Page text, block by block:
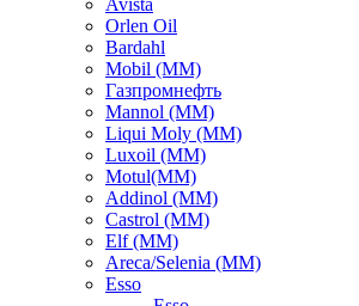
Avista
Orlen Oil
Bardahl
Mobil (ММ)
Газпромнефть
Mannol (ММ)
Liqui Moly (ММ)
Luxoil (ММ)
Motul(ММ)
Addinol (ММ)
Castrol (ММ)
Elf (ММ)
Areca/Selenia (ММ)
Esso